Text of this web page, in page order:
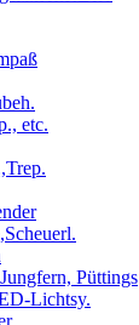
etc.
Püttings
Lichtsy.